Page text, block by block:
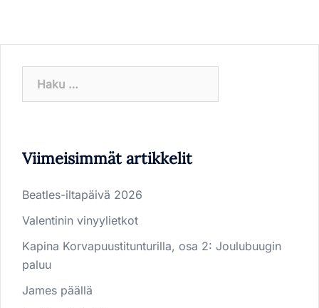
Viimeisimmät artikkelit
Beatles-iltapäivä 2026
Valentinin vinyylietkot
Kapina Korvapuustitunturilla, osa 2: Joulubuugin
paluu
James päällä